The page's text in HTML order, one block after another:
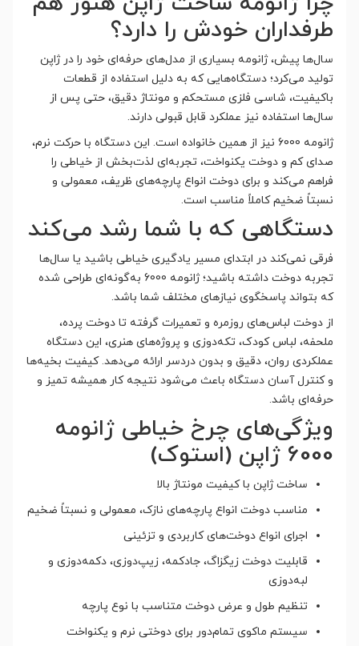
طرفداران خودش را دارد؟
سال‌ها پیش، ژانومه بسیاری از مدل‌های حرفه‌ای خود را در ژاپن
تولید می‌کرد؛ دستگاه‌هایی که به دلیل استفاده از قطعات
باکیفیت، شاسی فلزی مستحکم و مونتاژ دقیق، حتی پس از
سال‌ها استفاده نیز عملکرد قابل قبولی دارند.
ژانومه 6000 نیز از همین خانواده است. این دستگاه با حرکت نرم،
صدای کم و دوخت یکنواخت، تجربه‌ای لذت‌بخش از خیاطی را
فراهم می‌کند و برای دوخت انواع پارچه‌های ظریف، معمولی و
نسبتاً ضخیم کاملاً مناسب است.
دستگاهی که با شما رشد می‌کند
فرقی نمی‌کند در ابتدای مسیر یادگیری خیاطی باشید یا سال‌ها
تجربه دوخت داشته باشید؛ ژانومه 6000 به‌گونه‌ای طراحی شده
که بتواند پاسخگوی نیازهای مختلف شما باشد.
از دوخت لباس‌های روزمره و تعمیرات گرفته تا دوخت پرده،
ملحفه، لباس کودک، تکه‌دوزی و پروژه‌های هنری، این دستگاه
عملکردی روان، دقیق و بدون دردسر ارائه می‌دهد. کیفیت بخیه‌ها
و کنترل آسان دستگاه باعث می‌شود نتیجه کار همیشه تمیز و
حرفه‌ای باشد.
ویژگی‌های چرخ خیاطی ژانومه
6000 ژاپن (استوک)
ساخت ژاپن با کیفیت مونتاژ بالا
مناسب دوخت انواع پارچه‌های نازک، معمولی و نسبتاً ضخیم
اجرای انواع دوخت‌های کاربردی و تزئینی
قابلیت دوخت زیگزاگ، جادکمه، زیپ‌دوزی، دکمه‌دوزی و
لبه‌دوزی
تنظیم طول و عرض دوخت متناسب با نوع پارچه
سیستم ماکوی تمام‌دور برای دوختی نرم و یکنواخت